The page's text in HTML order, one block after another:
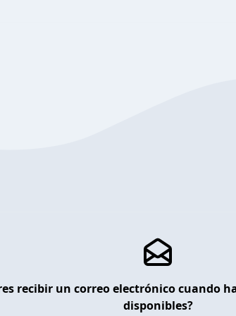
recibir un correo electrónico cuando
disponibles?